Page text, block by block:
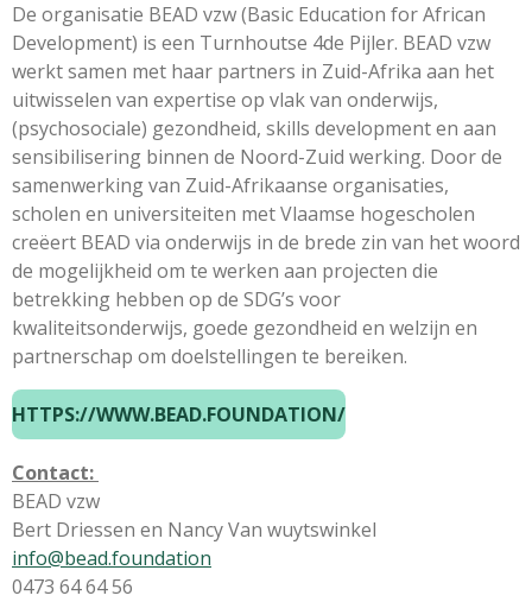
De organisatie BEAD vzw (Basic Education for African
Development) is een Turnhoutse 4de Pijler. BEAD vzw
werkt samen met haar partners in Zuid-Afrika aan het
uitwisselen van expertise op vlak van onderwijs,
(psychosociale) gezondheid, skills development en aan
sensibilisering binnen de Noord-Zuid werking. Door de
samenwerking van Zuid-Afrikaanse organisaties,
scholen en universiteiten met Vlaamse hogescholen
creëert BEAD via onderwijs in de brede zin van het woord
de mogelijkheid om te werken aan projecten die
betrekking hebben op de SDG’s voor
kwaliteitsonderwijs, goede gezondheid en welzijn en
partnerschap om doelstellingen te bereiken.
HTTPS://WWW.BEAD.FOUNDATION/
Contact:
BEAD vzw
Bert Driessen en Nancy Van wuytswinkel
info@bead.foundation
0473 64 64 56